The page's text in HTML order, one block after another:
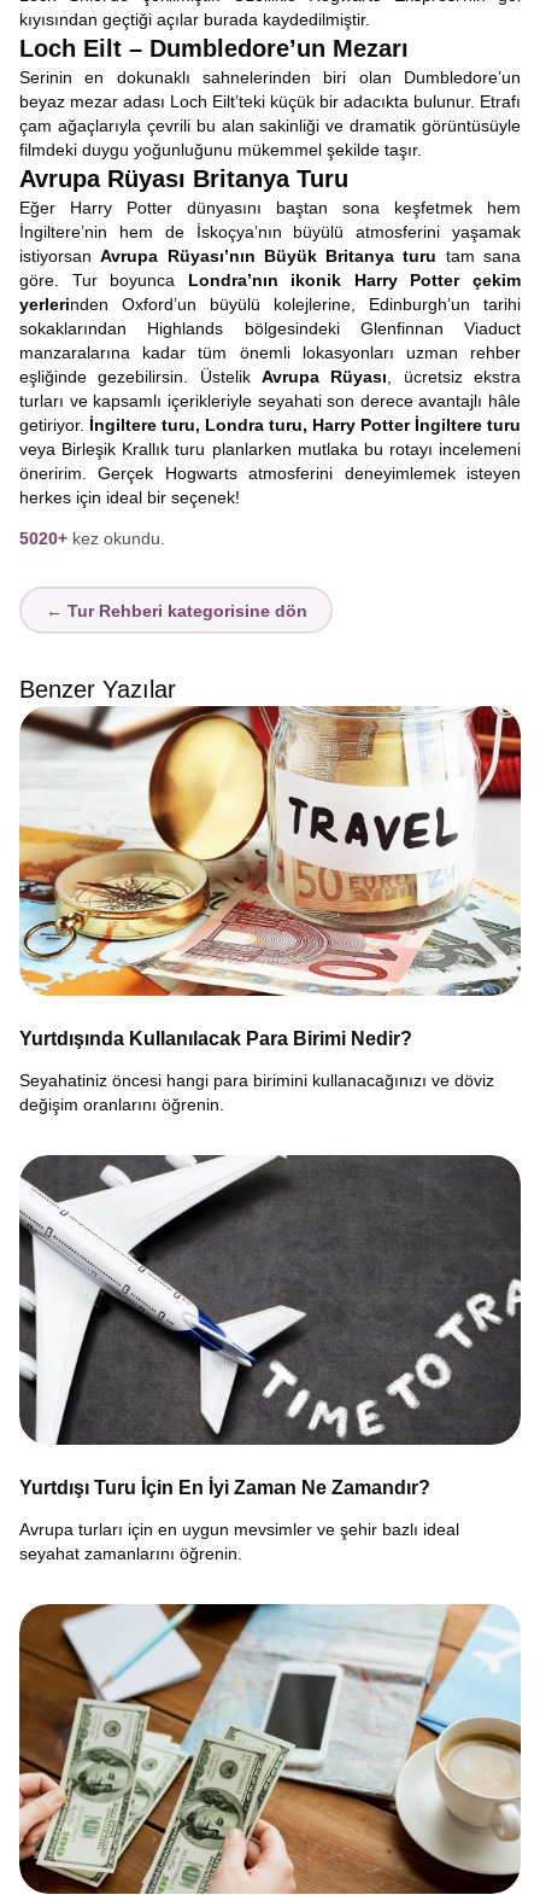
kıyısından geçtiği açılar burada kaydedilmiştir.
Loch Eilt – Dumbledore’un Mezarı
Serinin en dokunaklı sahnelerinden biri olan Dumbledore’un
beyaz mezar adası Loch Eilt’teki küçük bir adacıkta bulunur. Etrafı
çam ağaçlarıyla çevrili bu alan sakinliği ve dramatik görüntüsüyle
filmdeki duygu yoğunluğunu mükemmel şekilde taşır.
Avrupa Rüyası Britanya Turu
Eğer Harry Potter dünyasını baştan sona keşfetmek hem
İngiltere’nin hem de İskoçya’nın büyülü atmosferini yaşamak
istiyorsanAvrupa Rüyası’nın Büyük Britanya turu tam sana
göre. Tur boyunca Londra’nın ikonik Harry Potter çekim
yerlerinden Oxford’un büyülü kolejlerine, Edinburgh’un tarihi
sokaklarından Highlands bölgesindeki Glenfinnan Viaduct
manzaralarına kadar tüm önemli lokasyonları uzman rehber
eşliğinde gezebilirsin. Üstelik Avrupa Rüyası , ücretsiz ekstra
turları ve kapsamlı içerikleriyle seyahati son derece avantajlı hâle
getiriyor. İngiltere turu, Londra turu, Harry Potter İngiltere turu
veya Birleşik Krallık turu planlarken mutlaka bu rotayı incelemeni
öneririm. Gerçek Hogwarts atmosferini deneyimlemek isteyen
herkes için ideal bir seçenek!
5020+ kez okundu.
← Tur Rehberi kategorisine dön
Benzer Yazılar
Yurtdışında Kullanılacak Para Birimi Nedir?
Seyahatiniz öncesi hangi para birimini kullanacağınızı ve döviz
değişim oranlarını öğrenin.
Yurtdışı Turu İçin En İyi Zaman Ne Zamandır?
Avrupa turları için en uygun mevsimler ve şehir bazlı ideal
seyahat zamanlarını öğrenin.